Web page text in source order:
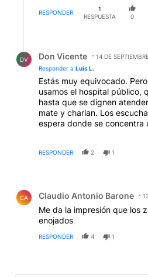
RESPONDER
1
RESPUESTA
0
DV Don Vicente
14 DE
Responder a Luis L.
Estás muy equivocado.
usamos el hospital público,
hasta que se dignen
mate y charlan. Los
espera donde se concentra
para urgencias a cualquier
del día. Somos cosas,
cuesta? si, pero lo ganamos
obvio que hablás desde un
Daher. Deberían aprender
lo agradece. Pero no
obvio. Debería ser delito
RESPONDER 2 1
CA Claudio Antonio Barone
Me da la impresión que los
enojados
RESPONDER 4 1